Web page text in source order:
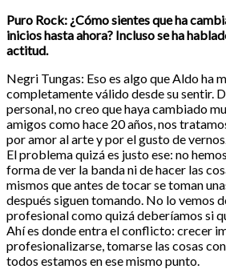
Puro Rock: ¿Cómo sientes que ha
inicios hasta ahora? Incluso se ha
actitud.
Negri Tungas: Eso es algo que Aldo ha
completamente válido desde su sentir.
personal, no creo que haya cambiado
amigos como hace 20 años, nos
por amor al arte y por el gusto de
El problema quizá es justo ese: no
forma de ver la banda ni de hacer las
mismos que antes de tocar se toman
después siguen tomando. No lo vemos
profesional como quizá deberíamos si
Ahí es donde entra el conflicto: crecer
profesionalizarse, tomarse las cosas
todos estamos en ese mismo punto.